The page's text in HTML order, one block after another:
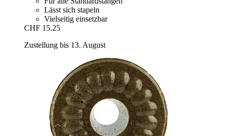
Lässt sich stapeln
Vielseitig einsetzbar
CHF 15.25
Zustellung bis 13. August